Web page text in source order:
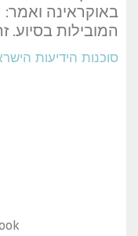
באוקראינה ואמר:
המובילות בסיוע.
סוכנות הידיעות